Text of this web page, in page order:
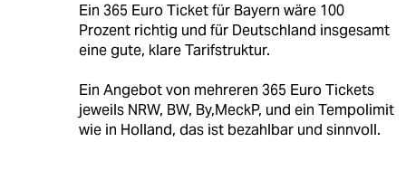
Ein 365 Euro Ticket für Bayern wäre 100
Prozent richtig und für Deutschland insgesamt
eine gute, klare Tarifstruktur.
Ein Angebot von mehreren 365 Euro Tickets
jeweils NRW, BW, By,MeckP, und ein Tempolimit
wie in Holland, das ist bezahlbar und sinnvoll.